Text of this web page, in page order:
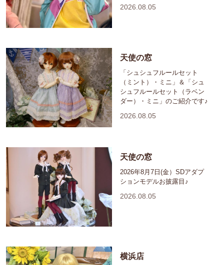
2026.08.05
天使の窓
「シュシュフルールセット
（ミント）・ミニ」＆「シュ
シュフルールセット（ラベン
ダー）・ミニ」のご紹介です♪
2026.08.05
天使の窓
2026年8月7日(金）SDアダプ
ションモデルお披露目♪
2026.08.05
横浜店